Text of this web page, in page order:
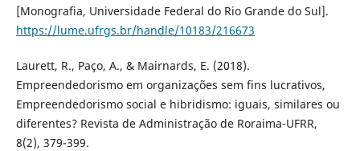
[Monografia, Universidade Federal do Rio Grande do Sul].
https://lume.ufrgs.br/handle/10183/216673
Laurett, R., Paço, A., & Mairnards, E. (2018).
Empreendedorismo em organizações sem fins lucrativos,
Empreendedorismo social e hibridismo: iguais, similares ou
diferentes? Revista de Administração de Roraima-UFRR,
8(2), 379-399.